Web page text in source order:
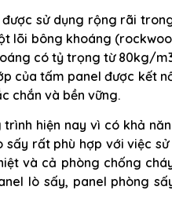
sử dụng rộng rãi
lõi bông khoáng
có tỷ trọng từ 80kg/
của tấm panel được kết
chắn và bền vững.
hiện nay vì có khả
sấy rất phù hợp với việc
và cả phòng chống
lò sấy, panel phòng